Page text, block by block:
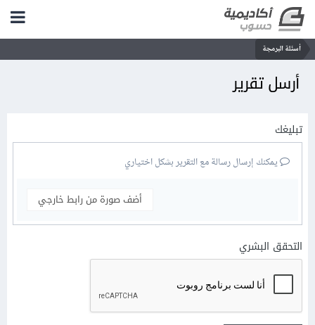
أسئلة البرمجة
أرسل تقرير
تبليغك
يمكنك إرسال رسالة مع التقرير بشكل اختياري
أضف صورة من رابط خارجي
التحقق البشري